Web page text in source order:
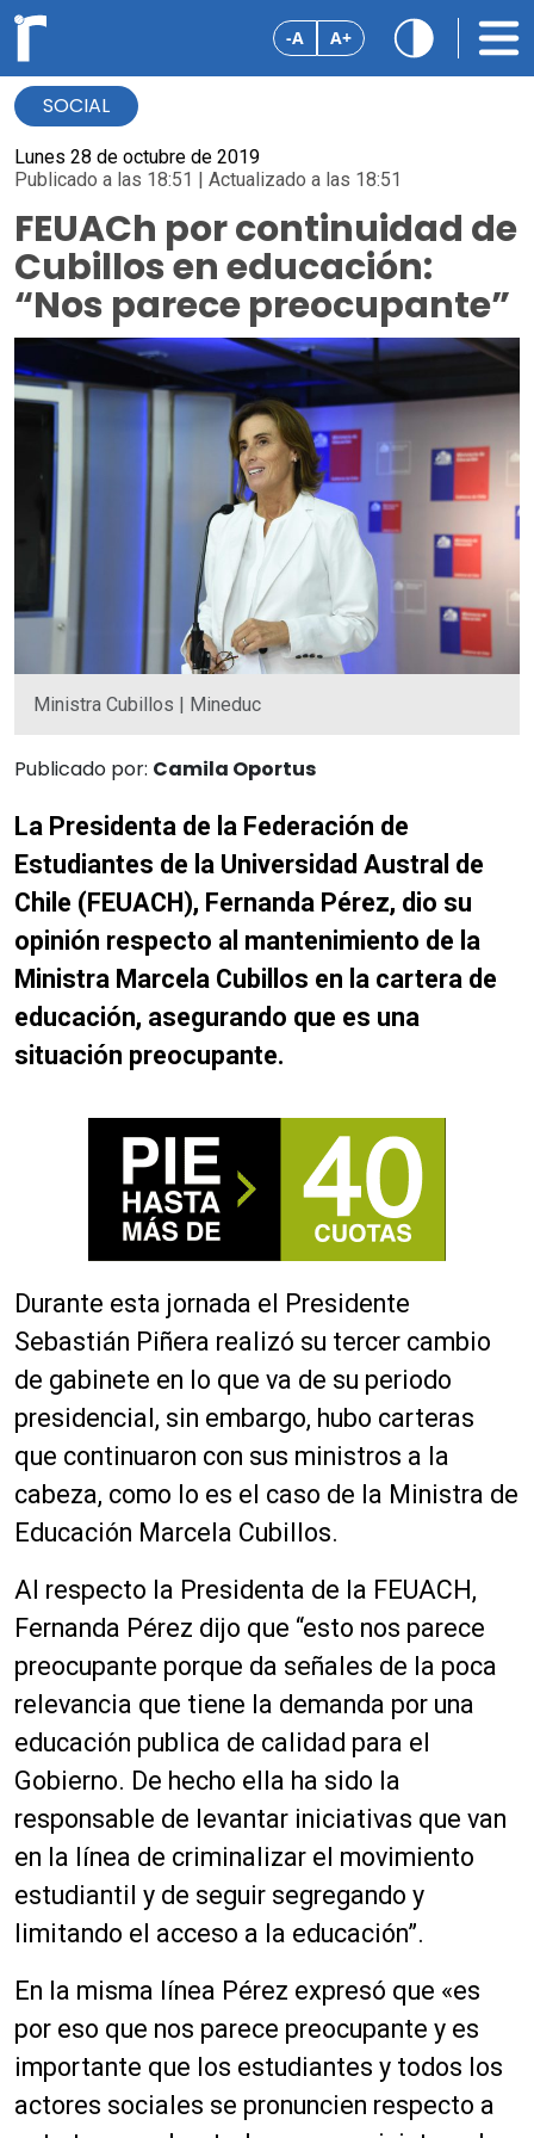
-A A+
SOCIAL
Lunes 28 de octubre de 2019
Publicado a las 18:51 | Actualizado a las 18:51
FEUACh por continuidad de
Cubillos en educación:
“Nos parece preocupante”
Ministra Cubillos | Mineduc
Publicado por: Camila Oportus
La Presidenta de la Federación de
Estudiantes de la Universidad Austral de
Chile (FEUACH), Fernanda Pérez, dio su
opinión respecto al mantenimiento de la
Ministra Marcela Cubillos en la cartera de
educación, asegurando que es una
situación preocupante.
Durante esta jornada el Presidente
Sebastián Piñera realizó su tercer cambio
de gabinete en lo que va de su periodo
presidencial, sin embargo, hubo carteras
que continuaron con sus ministros a la
cabeza, como lo es el caso de la Ministra de
Educación Marcela Cubillos.
Al respecto la Presidenta de la FEUACH,
Fernanda Pérez dijo que “esto nos parece
preocupante porque da señales de la poca
relevancia que tiene la demanda por una
educación publica de calidad para el
Gobierno. De hecho ella ha sido la
responsable de levantar iniciativas que van
en la línea de criminalizar el movimiento
estudiantil y de seguir segregando y
limitando el acceso a la educación”.
En la misma línea Pérez expresó que «es
por eso que nos parece preocupante y es
importante que los estudiantes y todos los
actores sociales se pronuncien respecto a